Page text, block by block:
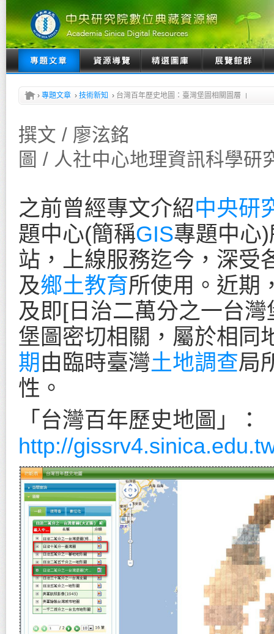
› 專題文章 › 技術新知 › 台灣百年歷史地圖：臺灣堡圖相關圖層
撰文 / 廖泫銘
圖 / 人社中心地理資訊科學研
之前曾經專文介紹中央研
題中心(簡稱GIS專題中心
站，上線服務迄今，深受
及鄉土教育所使用。近期
及即[日治二萬分之一台
堡圖密切相關，屬於相同
期 由臨時臺灣土地調查局
性。
「台灣百年歷史地圖」：
http://